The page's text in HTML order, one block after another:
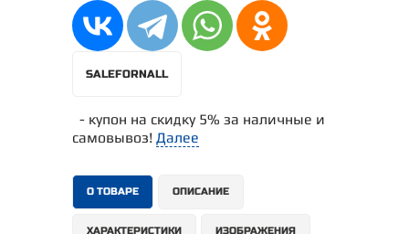
SALEFORNALL
- купон на скидку 5% за наличные и
самовывоз! Далее
О ТОВАРЕ ОПИСАНИЕ
ХАРАКТЕРИСТИКИ ИЗОБРАЖЕНИЯ